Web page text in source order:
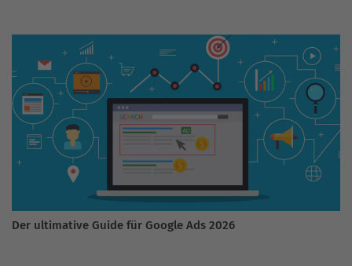
Der ultimative Guide für Google Ads 2026